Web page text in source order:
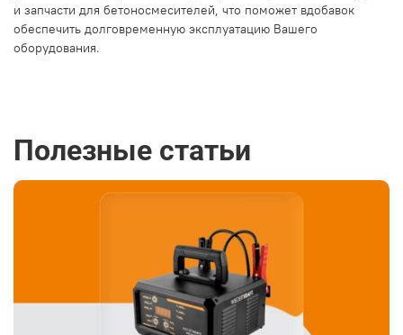
и запчасти для бетоносмесителей, что поможет вдобавок
обеспечить долговременную эксплуатацию Вашего
оборудования.
Полезные статьи